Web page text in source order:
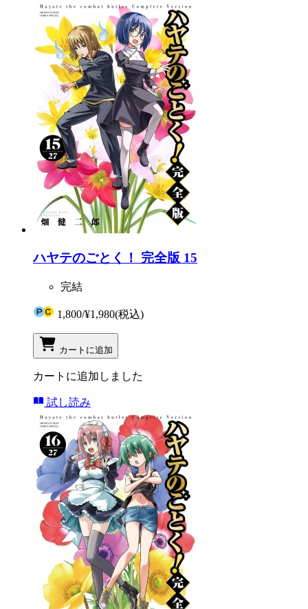
ハヤテのごとく！ 完全版 15
完結
1,800/¥1,980(税込)
カートに追加
カートに追加しました
試し読み